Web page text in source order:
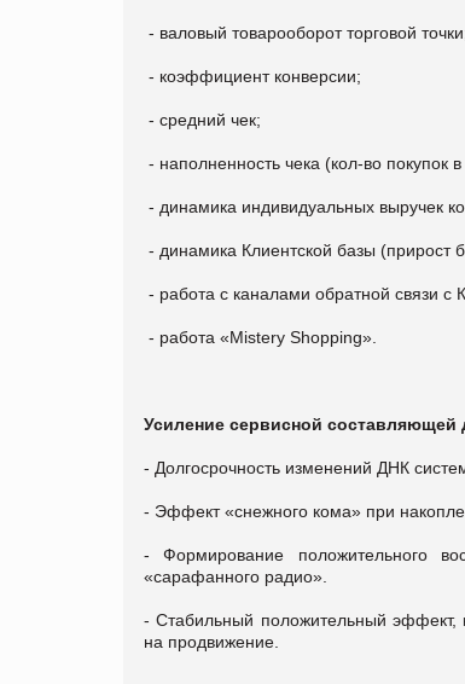
- валовый товарооборот торговой
- коэффициент конверсии;
- средний чек;
- наполненность чека (кол-во покупок в
- динамика индивидуальных выручек
- динамика Клиентской базы (прирост
- работа с каналами обратной связи с
- работа «Mistery Shopping».
Усиление сервисной составляющей
- Долгосрочность изменений ДНК
- Эффект «снежного кома» при
- Формирование положительного
«сарафанного радио».
- Стабильный положительный эффект,
на продвижение.